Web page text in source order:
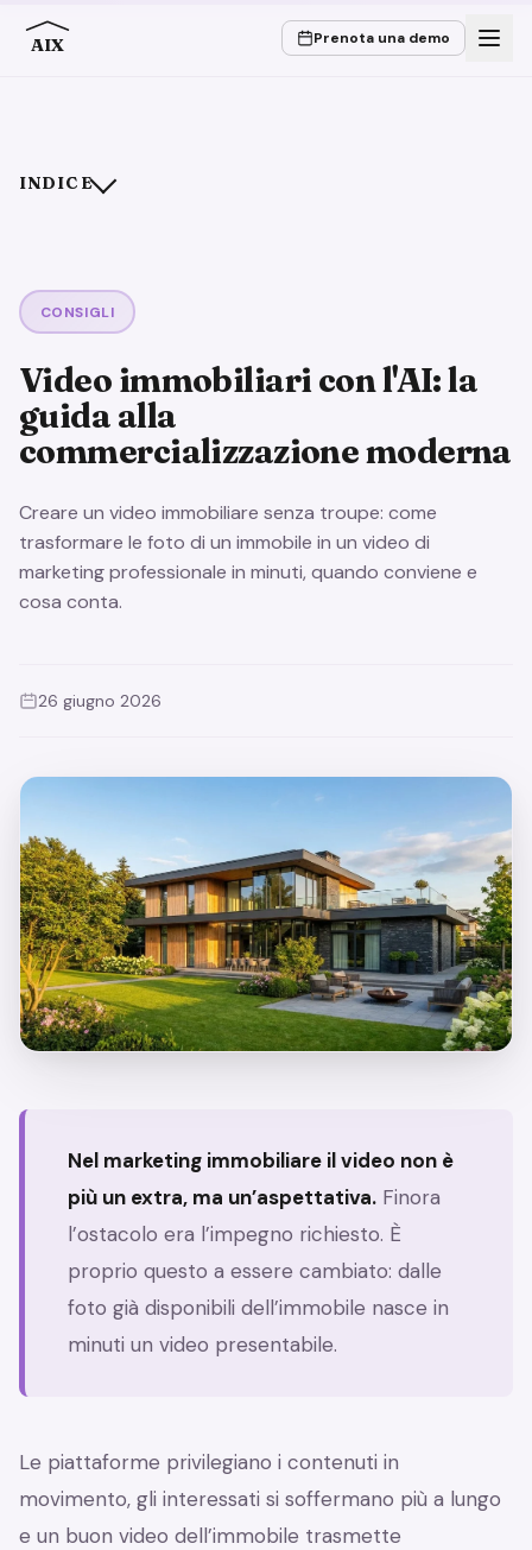
AIX Prenota una demo
INDICE
A cos’altro fare attenzione
Conclusione
CONSIGLI
Video immobiliari con l'AI: la
guida alla
commercializzazione moderna
Creare un video immobiliare senza troupe: come
trasformare le foto di un immobile in un video di
marketing professionale in minuti, quando conviene e
cosa conta.
26 giugno 2026
Nel marketing immobiliare il video non è
più un extra, ma un’aspettativa. Finora
l’ostacolo era l’impegno richiesto. È
proprio questo a essere cambiato: dalle
foto già disponibili dell’immobile nasce in
minuti un video presentabile.
Le piattaforme privilegiano i contenuti in
movimento, gli interessati si soffermano più a lungo
e un buon video dell’immobile trasmette